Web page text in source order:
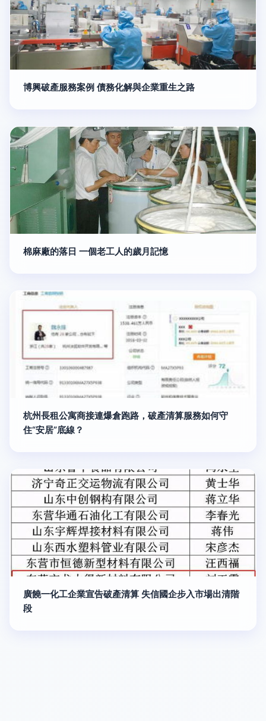
博興破產服務案例 債務化解與企業重生之路
棉麻廠的落日 一個老工人的歲月記憶
杭州長租公寓商接連爆倉跑路，破產清算服務如何守
住“安居”底線？
廣饒一化工企業宣告破產清算 失信國企步入市場出清階
段